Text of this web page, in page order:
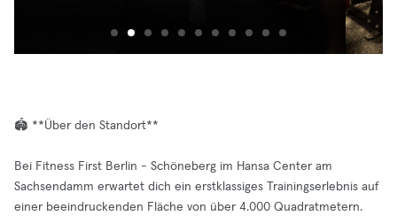
🏟️ **Über den Standort**
Bei Fitness First Berlin - Schöneberg im Hansa Center am
Sachsendamm erwartet dich ein erstklassiges Trainingserlebnis auf
einer beeindruckenden Fläche von über 4.000 Quadratmetern.